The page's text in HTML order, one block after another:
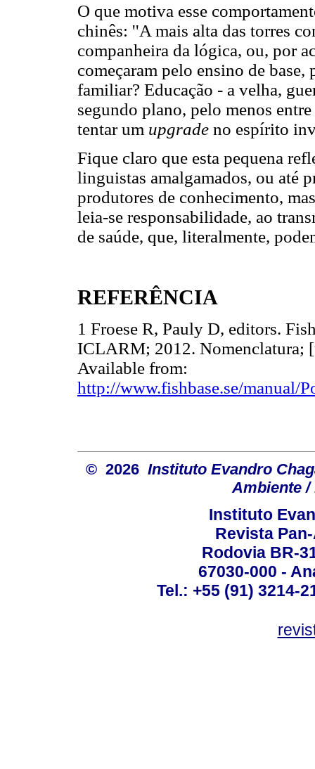
O que motiva esse
chinês: ''A mais alta das torres
companheira da lógica, ou, por
começaram pelo ensino de
familiar? Educação - a velha,
segundo plano, pelo menos
tentar um upgrade no espírito
Fique claro que esta pequena
linguistas amalgamados, ou até
produtores de conhecimento,
leia-se responsabilidade, ao
de saúde, que, literalmente,
REFERÊNCIA
1 Froese R, Pauly D, editors.
ICLARM; 2012. Nomenclatura;
Available from:
http://www.fishbase.se/manual/
© 2026 Instituto Evandro
Ambiente /
Instituto
Revista
Rodovia BR-
67030-000 -
Tel.: +55 (91) 3214-